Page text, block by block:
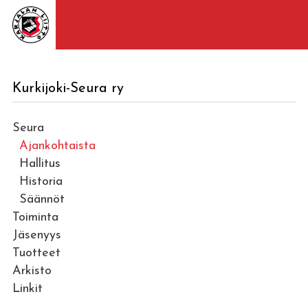
Kurkijoki-Seura ry
Seura
Ajankohtaista
Hallitus
Historia
Säännöt
Toiminta
Jäsenyys
Tuotteet
Arkisto
Linkit